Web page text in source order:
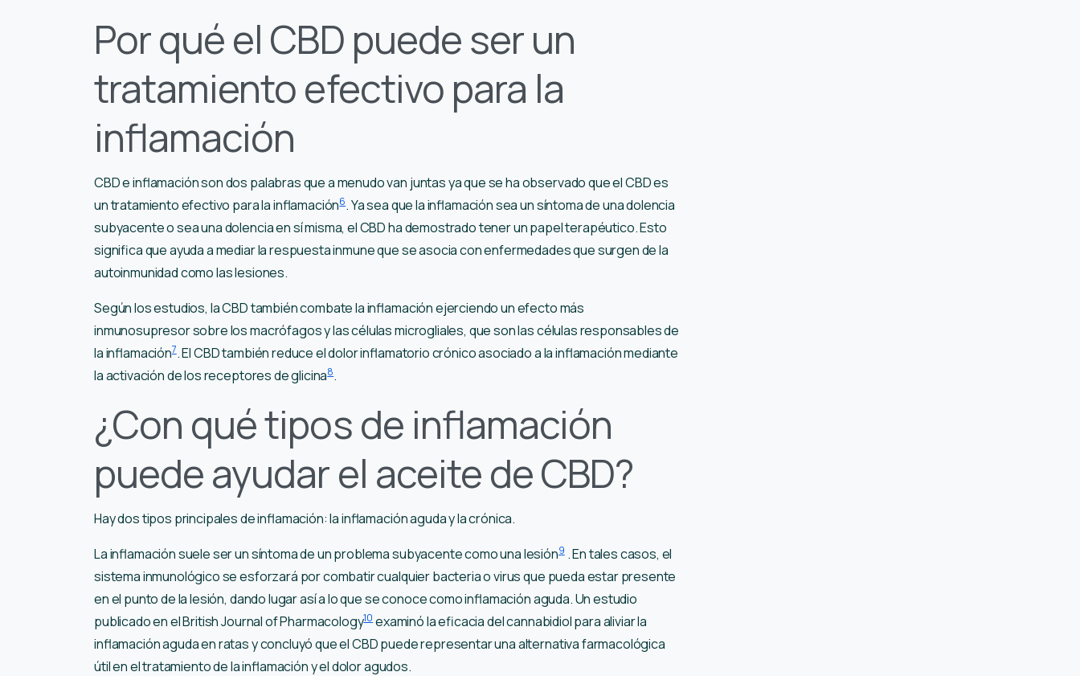
Por qué el CBD puede ser un
tratamiento efectivo para la
inflamación
CBD e inflamación son dos palabras que a menudo van juntas ya que se ha observado que el CBD es
un tratamiento efectivo para la inflamación6. Ya sea que la inflamación sea un síntoma de una dolencia
subyacente o sea una dolencia en sí misma, el CBD ha demostrado tener un papel terapéutico. Esto
significa que ayuda a mediar la respuesta inmune que se asocia con enfermedades que surgen de la
autoinmunidad como las lesiones.
Según los estudios, la CBD también combate la inflamación ejerciendo un efecto más
inmunosupresor sobre los macrófagos y las células microgliales, que son las células responsables de
la inflamación7. El CBD también reduce el dolor inflamatorio crónico asociado a la inflamación mediante
la activación de los receptores de glicina8.
¿Con qué tipos de inflamación
puede ayudar el aceite de CBD?
Hay dos tipos principales de inflamación: la inflamación aguda y la crónica.
La inflamación suele ser un síntoma de un problema subyacente como una lesión9. En tales casos, el
sistema inmunológico se esforzará por combatir cualquier bacteria o virus que pueda estar presente
en el punto de la lesión, dando lugar así a lo que se conoce como inflamación aguda. Un estudio
publicado en el British Journal of Pharmacology10examinó la eficacia del cannabidiol para aliviar la
inflamación aguda en ratas y concluyó que el CBD puede representar una alternativa farmacológica
útil en el tratamiento de la inflamación y el dolor agudos.